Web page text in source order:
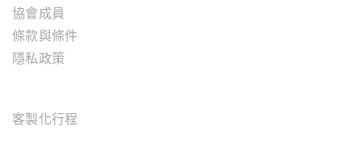
協會成員
條款與條件
隱私政策
客製化行程